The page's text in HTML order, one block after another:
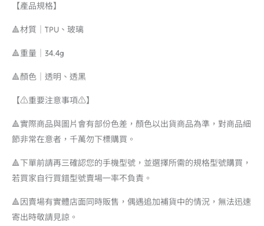
【產品規格】
🔺材質｜TPU、玻璃
🔺重量｜34.4g
🔺顏色｜透明、透黑
【⚠️重要注意事項⚠️】
🔺實際商品與圖片會有部份色差，顏色以出貨商品為準，對商品細
節非常在意者，千萬勿下標購買。
🔺下單前請再三確認您的手機型號，並選擇所需的規格型號購買，
若買家自行買錯型號賣場一率不負責。
🔺因賣場有實體店面同時販售，偶遇追加補貨中的情況，無法迅速
寄出時敬請見諒。